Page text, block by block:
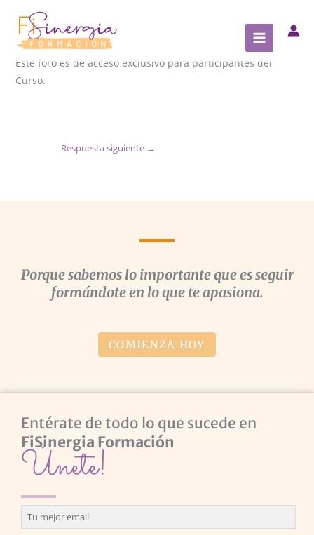
contenido
Este foro es de acceso exclusivo para participantes del
Curso.
Respuesta siguiente →
Porque sabemos lo importante que es seguir
formándote en lo que te apasiona.
COMIENZA HOY
Entérate de todo lo que sucede en
FiSinergia Formación
Únete!